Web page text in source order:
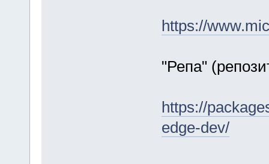
https://
"Репа"
https://
edge-dev/